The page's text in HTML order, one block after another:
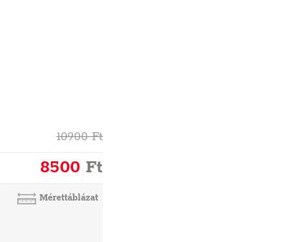
10900Ft
8500 Ft
Mérettáblázat